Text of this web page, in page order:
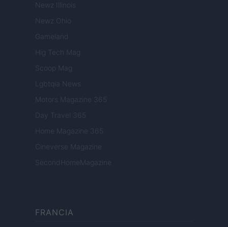
Newz Illinois
Newz Ohio
Gameland
Hig Tech Mag
Scoop Mag
Lgbtqia News
Motors Magazine 365
Day Travel 365
Home Magazine 365
Cineverse Magazine
SecondHomeMagazine
FRANCIA